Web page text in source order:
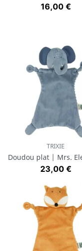
Prix
16,00 €
TRIXIE
Doudou plat | Mrs.
Prix
23,00 €